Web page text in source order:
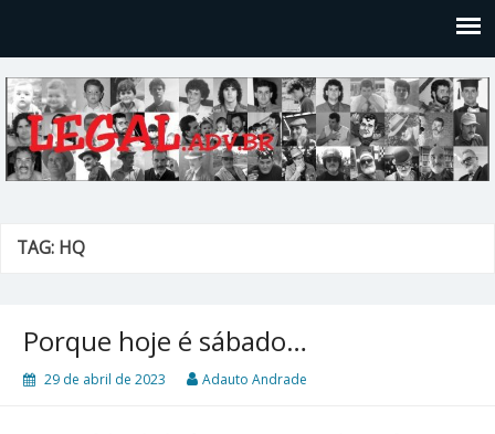
TAG: HQ
Porque hoje é sábado…
29 de abril de 2023 Adauto Andrade